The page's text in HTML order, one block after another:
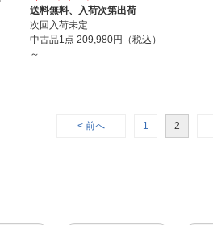
送料無料、
入荷次第出荷
次回入荷未定
中古品1点 209,980円（税込）
～
< 前へ 1 2